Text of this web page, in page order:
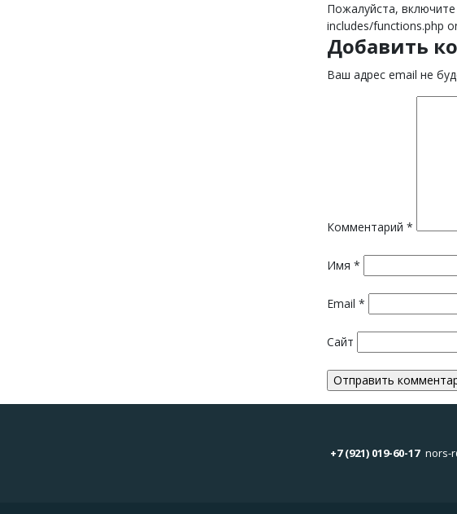
Пожалуйста,
includes/functions.php
Добавить
Ваш адрес email не
Комментарий *
Имя *
Email *
Сайт
+7 (921) 019-60-17 nors-